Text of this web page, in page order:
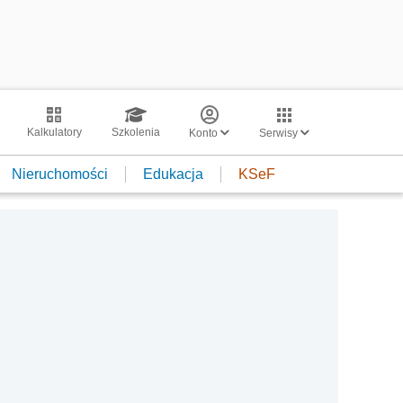
Kalkulatory Szkolenia Konto Serwisy
Nieruchomości Edukacja KSeF